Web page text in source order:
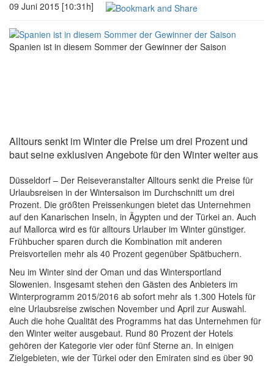
09 Juni 2015 [10:31h]
Spanien ist in diesem Sommer der Gewinner der Saison
Alltours senkt im Winter die Preise um drei Prozent und
baut seine exklusiven Angebote für den Winter weiter aus
Düsseldorf – Der Reiseveranstalter Alltours senkt die Preise für
Urlaubsreisen in der Wintersaison im Durchschnitt um drei
Prozent. Die größten Preissenkungen bietet das Unternehmen
auf den Kanarischen Inseln, in Ägypten und der Türkei an. Auch
auf Mallorca wird es für alltours Urlauber im Winter günstiger.
Frühbucher sparen durch die Kombination mit anderen
Preisvorteilen mehr als 40 Prozent gegenüber Spätbuchern.
Neu im Winter sind der Oman und das Wintersportland
Slowenien. Insgesamt stehen den Gästen des Anbieters im
Winterprogramm 2015/2016 ab sofort mehr als 1.300 Hotels für
eine Urlaubsreise zwischen November und April zur Auswahl.
Auch die hohe Qualität des Programms hat das Unternehmen für
den Winter weiter ausgebaut. Rund 80 Prozent der Hotels
gehören der Kategorie vier oder fünf Sterne an. In einigen
Zielgebieten, wie der Türkei oder den Emiraten sind es über 90